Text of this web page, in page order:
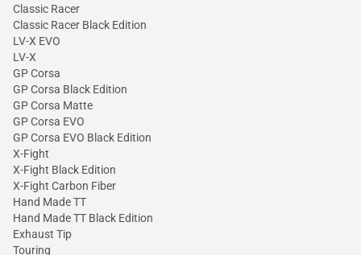
Classic Racer
Classic Racer Black Edition
LV-X EVO
LV-X
GP Corsa
GP Corsa Black Edition
GP Corsa Matte
GP Corsa EVO
GP Corsa EVO Black Edition
X-Fight
X-Fight Black Edition
X-Fight Carbon Fiber
Hand Made TT
Hand Made TT Black Edition
Exhaust Tip
Touring